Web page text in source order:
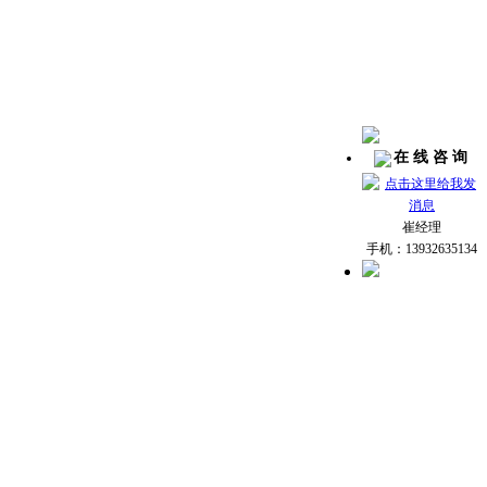
在 线 咨 询
崔经理
手机：13932635134